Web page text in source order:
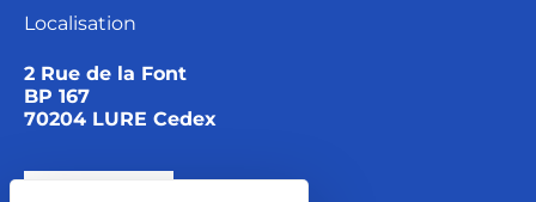
Localisation
2 Rue de la Font
BP 167
70204 LURE Cedex